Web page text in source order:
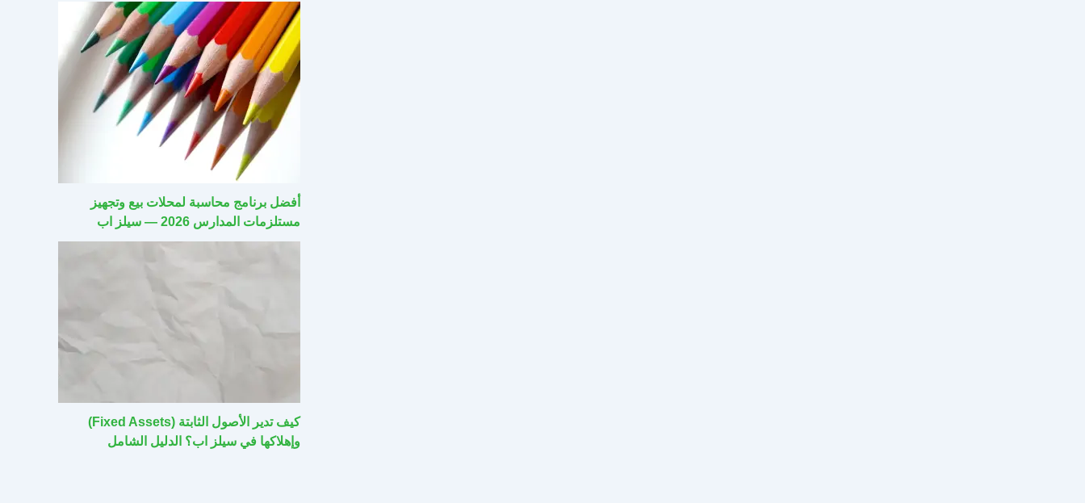
أفضل برنامج محاسبة لمحلات بيع وتجهيز
مستلزمات المدارس 2026 — سيلز اب
كيف تدير الأصول الثابتة (Fixed Assets)
وإهلاكها في سيلز اب؟ الدليل الشامل